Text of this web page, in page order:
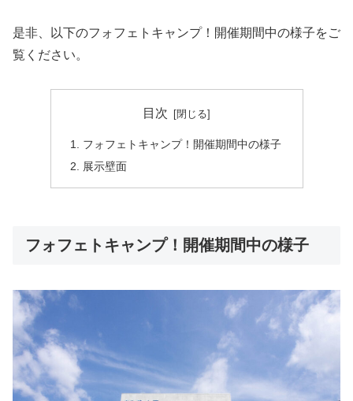
是非、以下のフォフェトキャンプ！開催期間中の様子をご
覧ください。
目次
フォフェトキャンプ！開催期間中の様子
展示壁面
フォフェトキャンプ！開催期間中の様子